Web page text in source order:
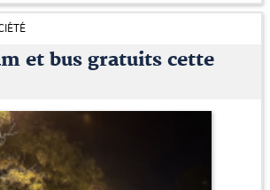
et bus gratuits cette